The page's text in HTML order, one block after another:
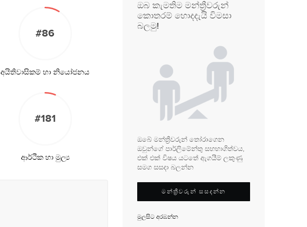
#86
අයිතිවාසිකම් හා නියෝජනය
#181
ආර්ථික හා මුල්‍ය
ඔබ කැමතිම මන්ත්‍රීවරුන්
කොතරම් හොදදැයි විමසා
බලමු!
ඔබේ මන්ත්‍රීවරුන් තෝරාගෙන
ඔවුන්ගේ පාර්ලිමේන්තු සහභාගිත්වය,
එක් එක් විෂය යටතේ ඇගයීම් ලකුණු
සමග සසදා බලන්න
මන්ත්‍රීවරුන් සසදන්න
මුලසිට අරඹන්න